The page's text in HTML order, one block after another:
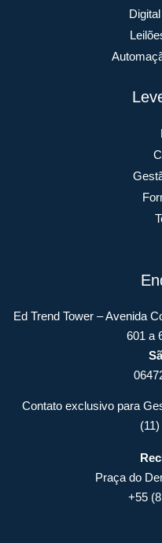
Ed Trend Tower – Avenida
601 a
Contato exclusivo para
Praça do
+55